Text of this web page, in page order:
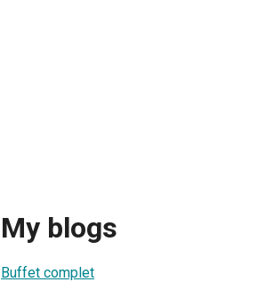
My blogs
Buffet complet